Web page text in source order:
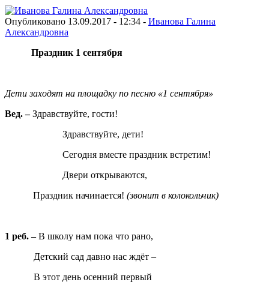
Опубликовано 13.09.2017 - 12:34 - Иванова Галина
Александровна
Праздник 1 сентября
Дети заходят на площадку по песню «1 сентября»
Вед. –Здравствуйте, гости!
Здравствуйте, дети!
Сегодня вместе праздник встретим!
Двери открываются,
Праздник начинается!(звонит в колокольчик)
1 реб. –В школу нам пока что рано,
Детский сад давно нас ждёт –
В этот день осенний первый